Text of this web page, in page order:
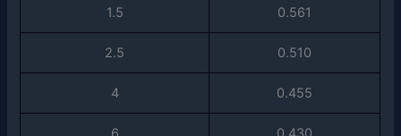
1.5 0.561
2.5 0.510
4 0.455